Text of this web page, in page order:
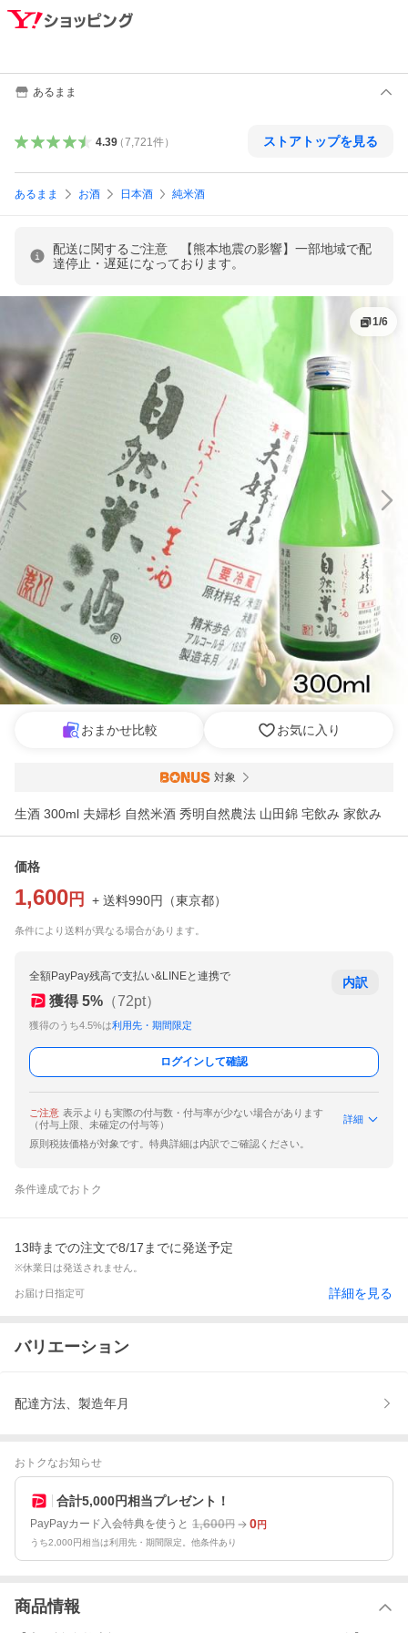
あるまま
4.39（7,721件） ストアトップを見る
あるまま お酒 日本酒 純米酒
配送に関するご注意 【熊本地震の影響】一部地域で配
達停止・遅延になっております。
1/6
おまかせ比較 お気に入り
対象
生酒 300ml 夫婦杉 自然米酒 秀明自然農法 山田錦 宅飲み 家飲み
価格
1,600 円 + 送料990円 （東京都）
条件により送料が異なる場合があります。
全額PayPay残高で支払い&LINEと連携で
獲得 5% （72pt）
獲得のうち4.5%は利用先・期間限定
内訳
ログインして確認
ご注意 表示よりも実際の付与数・付与率が少ない場合があります
（付与上限、未確定の付与等）
詳細
原則税抜価格が対象です。特典詳細は内訳でご確認ください。
条件達成でおトク
13時までの注文で8/17までに発送予定
※休業日は発送されません。
お届け日指定可 詳細を見る
バリエーション
配達方法、製造年月
おトクなお知らせ
合計5,000円相当プレゼント！
PayPayカード入会特典を使うと 1,600円 0円
うち2,000円相当は利用先・期間限定。他条件あり
商品情報